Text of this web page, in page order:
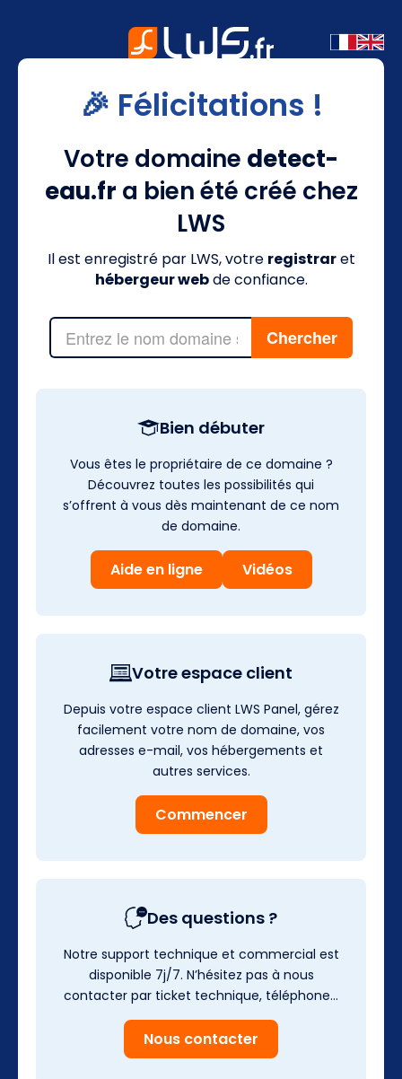
🎉 Félicitations !
Votre domaine detect-
eau.fr a bien été créé chez
LWS
Il est enregistré par LWS, votre registraret
hébergeur webde confiance.
Bien débuter
Vous êtes le propriétaire de ce domaine ?
Découvrez toutes les possibilités qui
s’offrent à vous dès maintenant de ce nom
de domaine.
Aide en ligne Vidéos
Votre espace client
Depuis votre espace client LWS Panel, gérez
facilement votre nom de domaine, vos
adresses e-mail, vos hébergements et
autres services.
Commencer
Des questions ?
Notre support technique et commercial est
disponible 7j/7. N’hésitez pas à nous
contacter par ticket technique, téléphone…
Nous contacter